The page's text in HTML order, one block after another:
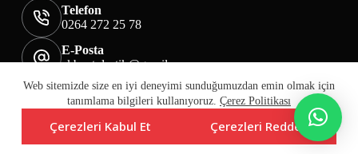
Web sitemizde size en iyi deneyimi sunduğumuzdan emin olmak için
tanımlama bilgileri kullanıyoruz. Çerez Politikası
Çerezleri Kabul Et Çerezleri Reddet
Telefon
0264 272 25 78
E-Posta
akbaotolastik@gmail.com
Mesafeli Satış Sözleşmesi
Teslimat&İade
Üyelik KVKK Sayfası
Çerez Politikası